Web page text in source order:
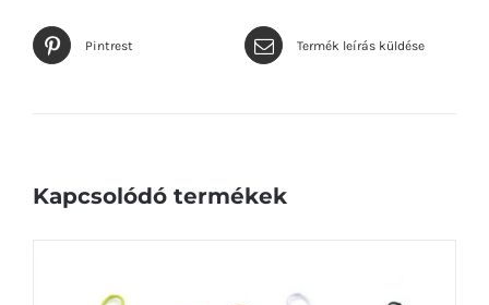
Pintrest Termék leírás küldése
Kapcsolódó termékek